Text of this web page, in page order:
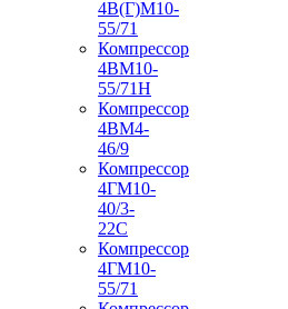
4В(Г)М10-
55/71
Компрессор
4ВМ10-
55/71Н
Компрессор
4ВМ4-
46/9
Компрессор
4ГМ10-
40/3-
22С
Компрессор
4ГМ10-
55/71